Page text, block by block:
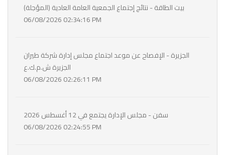
بيت الطاقة - نتائج إجتماع الجمعية العامة العادية (المؤجلة)
06/08/2026 02:34:16 PM
الجزيرة - الإفصاح عن موعد اجتماع مجلس إدارة شركة طيران
الجزيرة ش.م.ك.ع
06/08/2026 02:26:11 PM
سفن - مجلس الإدارة يجتمع في 12 أغسطس 2026
06/08/2026 02:24:55 PM